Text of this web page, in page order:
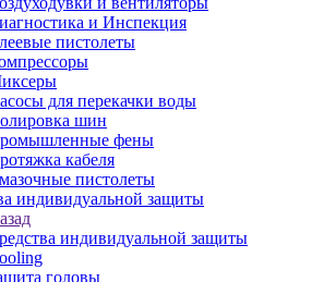
и Инспекция
пистолеты
для перекачки воды
шин
фены
кабеля
пистолеты
индивидуальной защиты
индивидуальной защиты
головы